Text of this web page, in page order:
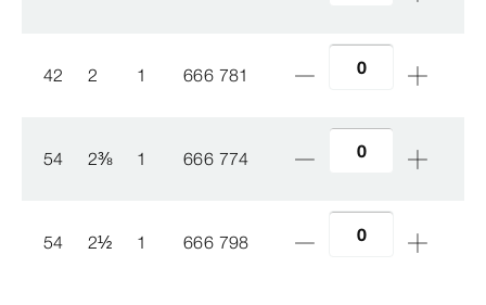
42 2 1 666 781
54 2⅜ 1 666 774
54 2½ 1 666 798